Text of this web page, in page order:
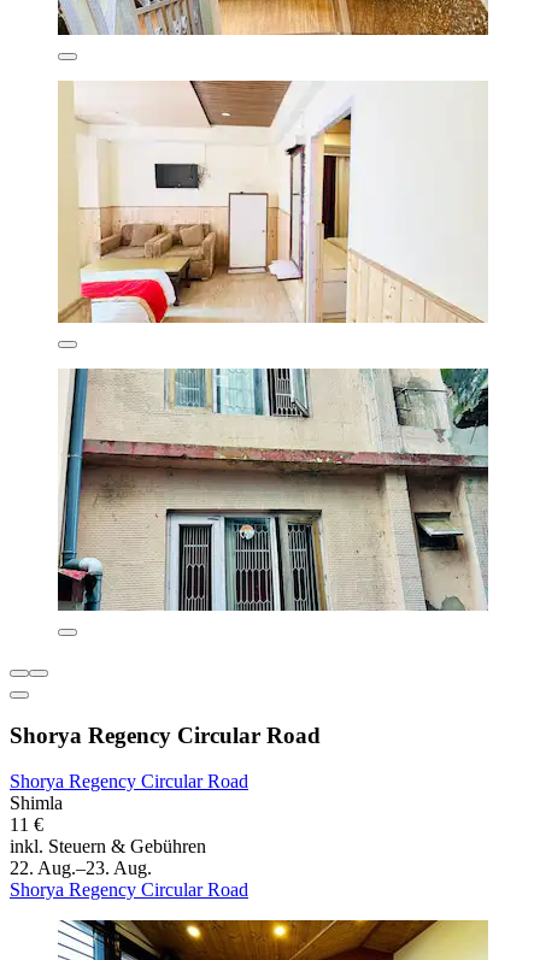
Shorya Regency Circular Road
Shorya Regency Circular Road
Shimla
11 €
inkl. Steuern & Gebühren
22. Aug.–23. Aug.
Shorya Regency Circular Road